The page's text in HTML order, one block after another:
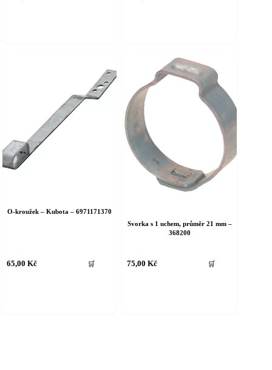
O-kroužek – Kubota – 6971171370
65,00Kč 🛒
Svorka s 1 uchem, průměr 21 mm –
368200
75,00Kč 🛒